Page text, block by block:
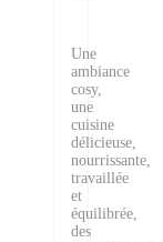
Une
ambiance
cosy,
une
cuisine
délicieuse,
nourrissante,
travaillée
et
équilibrée,
des